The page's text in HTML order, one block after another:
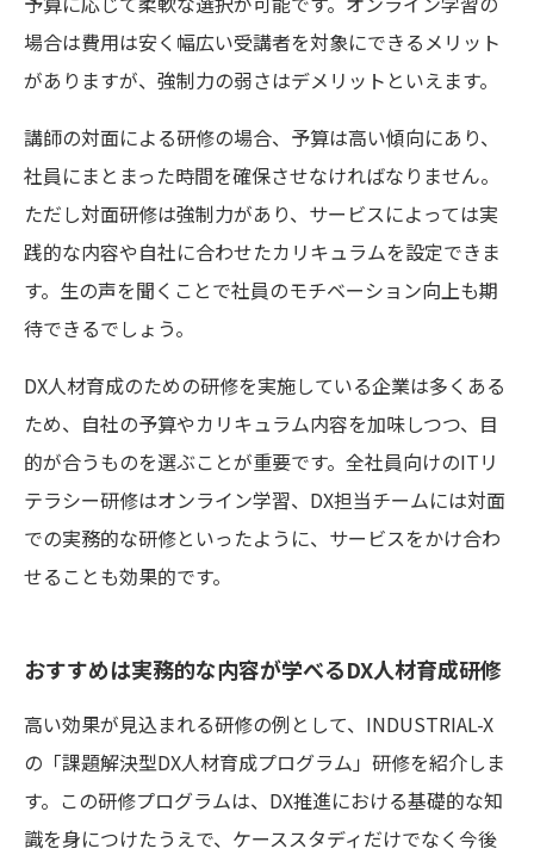
場合は費用は安く幅広い受講者を対象にできるメリット
がありますが、強制力の弱さはデメリットといえます。
講師の対面による研修の場合、予算は高い傾向にあり、
社員にまとまった時間を確保させなければなりません。
ただし対面研修は強制力があり、サービスによっては実
践的な内容や自社に合わせたカリキュラムを設定できま
す。生の声を聞くことで社員のモチベーション向上も期
待できるでしょう。
DX人材育成のための研修を実施している企業は多くある
ため、自社の予算やカリキュラム内容を加味しつつ、目
的が合うものを選ぶことが重要です。全社員向けのITリ
テラシー研修はオンライン学習、DX担当チームには対面
での実務的な研修といったように、サービスをかけ合わ
せることも効果的です。
おすすめは実務的な内容が学べるDX人材育成研修
高い効果が見込まれる研修の例として、INDUSTRIAL-X
の「課題解決型DX人材育成プログラム」研修を紹介しま
す。この研修プログラムは、DX推進における基礎的な知
識を身につけたうえで、ケーススタディだけでなく今後